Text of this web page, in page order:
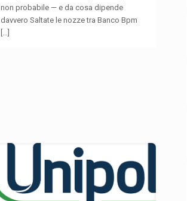
non probabile — e da cosa dipende
davvero Saltate le nozze tra Banco Bpm